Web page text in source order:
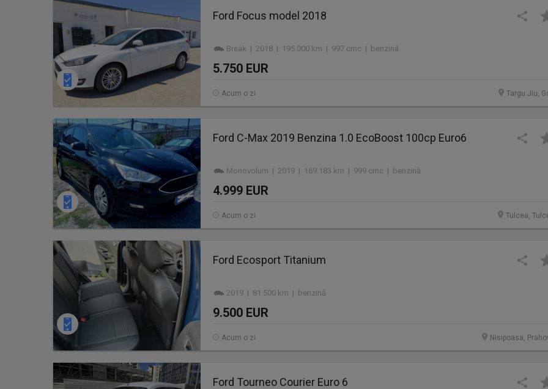
Ford Focus model 2018
Break | 2018 | 195.000 km | 997 cmc | benzină
5.750 EUR
Targu Jiu,
Acum o zi
Ford C-Max 2019 Benzina 1.0 EcoBoost 100cp Euro6
Monovolum | 2019 | 169.183 km | 999 cmc | benzină
4.999 EUR
Tulcea,
Acum o zi
Ford Ecosport Titanium
2019 | 81.500 km | benzină
9.500 EUR
Nisipoasa,
Acum o zi
Ford Tourneo Courier Euro 6